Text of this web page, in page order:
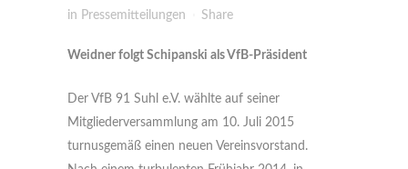
in Pressemitteilungen Share
Weidner folgt Schipanski als VfB-Präsident
Der VfB 91 Suhl e.V. wählte auf seiner
Mitgliederversammlung am 10. Juli 2015
turnusgemäß einen neuen Vereinsvorstand.